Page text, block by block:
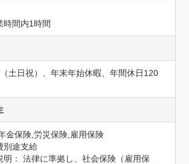
時間内1時間
⼟⽇祝）、年末年始休暇、年間休⽇120
金保険,労災保険,雇用保険
別途支給
明： 法律に準拠し、社会保険（雇用保